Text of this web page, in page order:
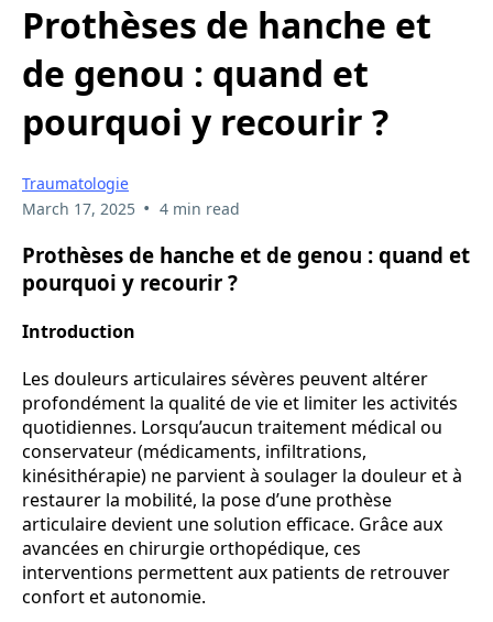
Prothèses de hanche et
de genou : quand et
pourquoi y recourir ?
Traumatologie
March 17, 2025 • 4 min read
Prothèses de hanche et de genou : quand et
pourquoi y recourir ?
Introduction
Les douleurs articulaires sévères peuvent altérer
profondément la qualité de vie et limiter les activités
quotidiennes. Lorsqu’aucun traitement médical ou
conservateur (médicaments, infiltrations,
kinésithérapie) ne parvient à soulager la douleur et à
restaurer la mobilité, la pose d’une prothèse
articulaire devient une solution efficace. Grâce aux
avancées en chirurgie orthopédique, ces
interventions permettent aux patients de retrouver
confort et autonomie.